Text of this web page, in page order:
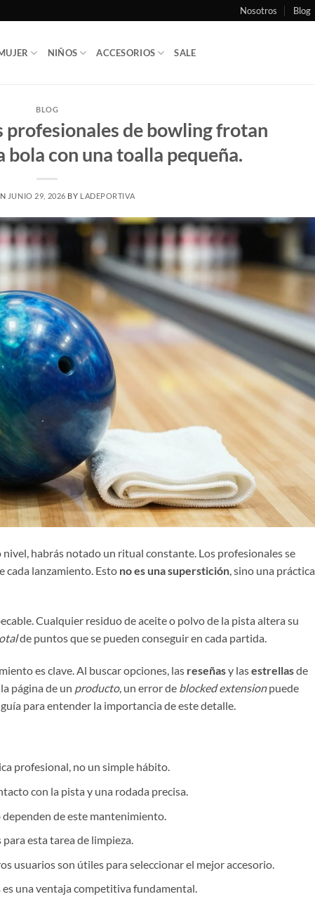
Nosotros Blog
NIÑOS ACCESORIOS SALE
BLOG
profesionales de bowling frotan
con una toalla pequeña.
JUNIO 29, 2026 BY LADEPORTIVA
habrás notado un ritual constante. Los profesionales se
cada lanzamiento. Esto no es una superstición, sino una práctica
Cualquier residuo de aceite o polvo de la pista altera su
de puntos que se pueden conseguir en cada partida.
es clave. Al buscar opciones, las reseñasy lasestrellasde
página de un producto, un error de blocked extensionpuede
para entender la importancia de este detalle.
profesional, no un simple hábito.
con la pista y una rodada precisa.
de este mantenimiento.
esta tarea de limpieza.
usuarios son útiles para seleccionar el mejor accesorio.
una ventaja competitiva fundamental.